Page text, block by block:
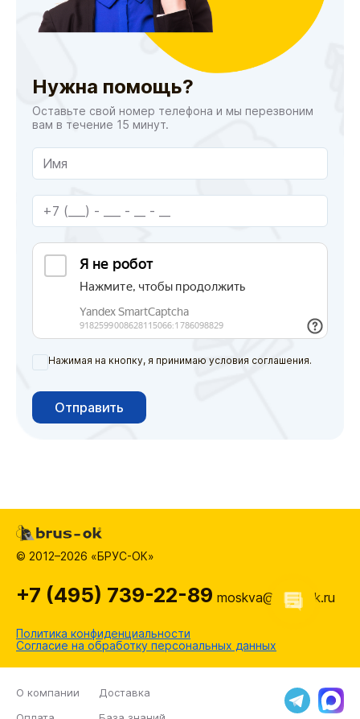
Нужна помощь?
Оставьте свой номер телефона и мы перезвоним
вам в течение 15 минут.
Нажимая на кнопку, я принимаю условия соглашения.
Отправить
© 2012–2026 «БРУС-ОК»
Политика конфиденциальности
Согласие на обработку персональных данных
+7 (495) 739-22-89 moskva@brus-ok.ru
О компании
Доставка